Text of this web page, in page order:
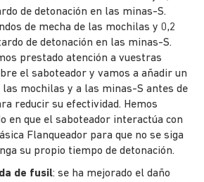
de detonación en las minas-S.
de mecha de las mochilas y 0,2
de detonación en las minas-S.
prestado atención a vuestras
el saboteador y vamos a añadir un
mochilas y a las minas-S antes de
reducir su efectividad. Hemos
en que el saboteador interactúa con
Flanqueador para que no se siga
su propio tiempo de detonación.
de fusil: se ha mejorado el daño